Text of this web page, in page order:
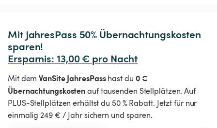
Mit JahresPass 50% Übernachtungskosten
Ersparnis: 13,00 € pro Nacht
Mit demVanSite JahresPasshast du 0 €
Übernachtungskostenauf tausenden Stellplätzen. Auf
PLUS-Stellplätzen erhältst du 50 % Rabatt. Jetzt für nur
einmalig 249 € / Jahr sichern und sparen.